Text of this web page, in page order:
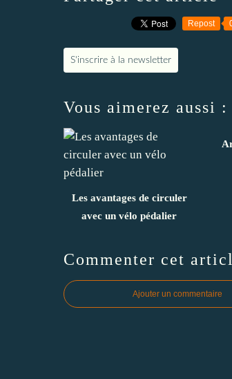
Repost
S'inscrire à la newsletter
Vous aimerez aussi :
Les avantages de circuler
avec un vélo pédalier
Commenter cet
Ajouter un commentaire